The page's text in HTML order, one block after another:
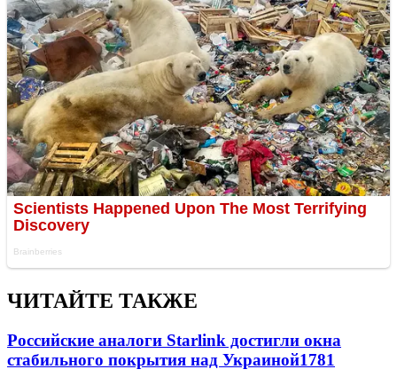
ЧИТАЙТЕ ТАКЖЕ
Российские аналоги Starlink достигли окна
стабильного покрытия над Украиной1781